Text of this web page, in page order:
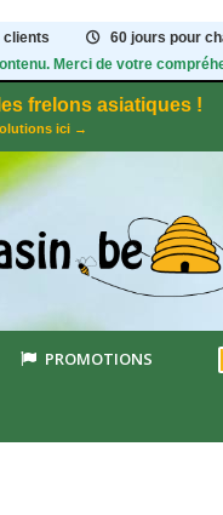
clients 60 jours pour
Merci de votre
frelons asiatiques !
ici →
PROMOTIONS